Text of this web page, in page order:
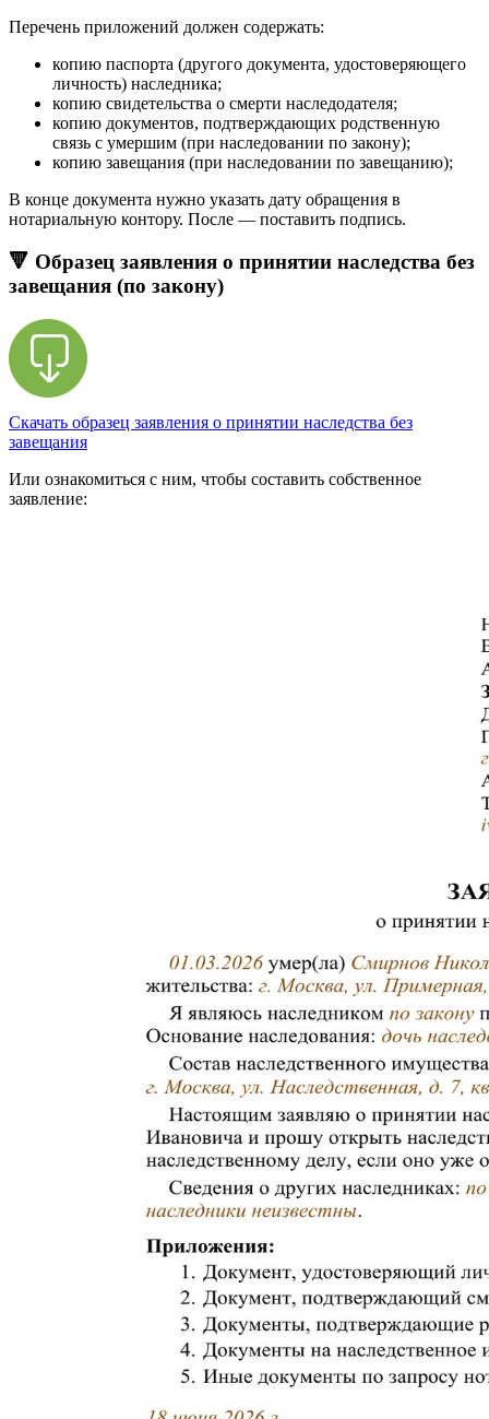
Перечень приложений должен содержать:
копию паспорта (другого документа, удостоверяющего
личность) наследника;
копию свидетельства о смерти наследодателя;
копию документов, подтверждающих родственную
связь с умершим (при наследовании по закону);
копию завещания (при наследовании по завещанию);
В конце документа нужно указать дату обращения в
нотариальную контору. После — поставить подпись.
🔻 Образец заявления о принятии наследства без
завещания (по закону)
Скачать образец заявления о принятии наследства без
завещания
Или ознакомиться с ним, чтобы составить собственное
заявление: